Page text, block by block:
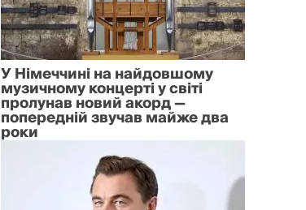
У Німеччині на найдовшому
музичному концерті у світі
пролунав новий акорд —
попередній звучав майже два
роки